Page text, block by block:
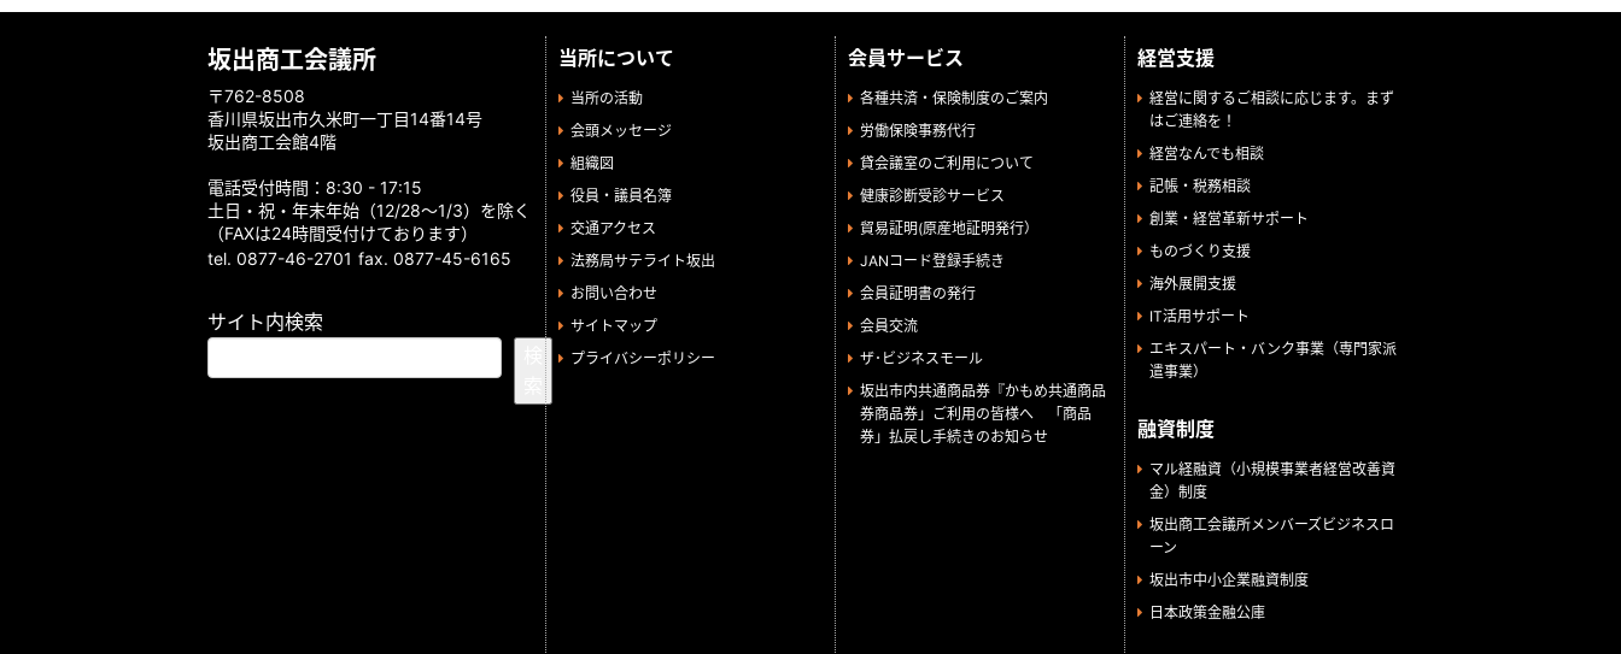
坂出商工会議所
〒762-8508
香川県坂出市久米町一丁目14番14号
坂出商工会館4階
電話受付時間：8:30 - 17:15
土日・祝・年末年始（12/28～1/3）を除く
（FAXは24時間受付けております）
tel. 0877-46-2701 fax. 0877-45-6165
サイト内検索
当所について
当所の活動
会頭メッセージ
組織図
役員・議員名簿
交通アクセス
法務局サテライト坂出
お問い合わせ
サイトマップ
プライバシーポリシー
会員サービス
各種共済・保険制度のご案内
労働保険事務代行
貸会議室のご利用について
健康診断受診サービス
貿易証明(原産地証明発行）
JANコード登録手続き
会員証明書の発行
会員交流
ザ･ビジネスモール
坂出市内共通商品券『かもめ共通商品
券商品券」ご利用の皆様へ 「商品
券」払戻し手続きのお知らせ
経営支援
経営に関するご相談に応じます。まず
はご連絡を！
経営なんでも相談
記帳・税務相談
創業・経営革新サポート
ものづくり支援
海外展開支援
IT活用サポート
エキスパート・バンク事業（専門家派
遣事業）
融資制度
マル経融資（小規模事業者経営改善資
金）制度
坂出商工会議所メンバーズビジネスロ
ーン
坂出市中小企業融資制度
日本政策金融公庫